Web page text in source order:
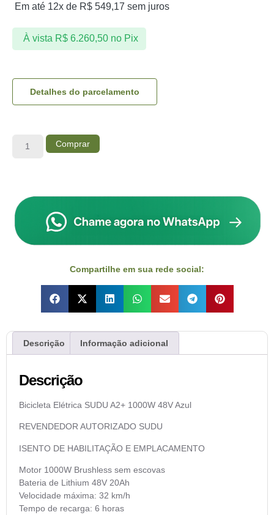
Em até 12x de R$ 549,17 sem juros
À vista R$6.260,50 no Pix
Detalhes do parcelamento
Comprar
Compartilhe em sua rede social:
Descrição Informação adicional
Descrição
Bicicleta Elétrica SUDU A2+ 1000W 48V Azul
REVENDEDOR AUTORIZADO SUDU
ISENTO DE HABILITAÇÃO E EMPLACAMENTO
Motor 1000W Brushless sem escovas
Bateria de Lithium 48V 20Ah
Velocidade máxima: 32 km/h
Tempo de recarga: 6 horas